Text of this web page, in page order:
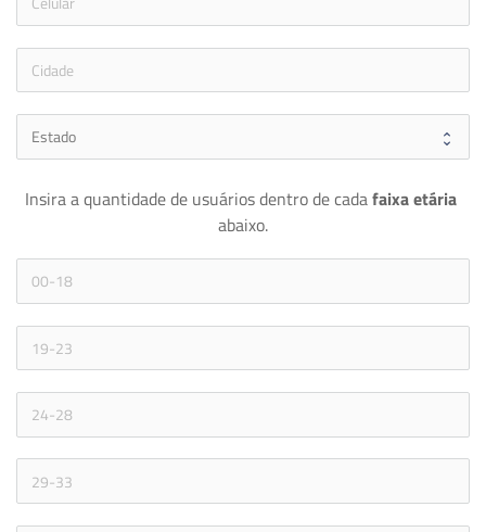
Insira a quantidade de usuários dentro de cada
abaixo.